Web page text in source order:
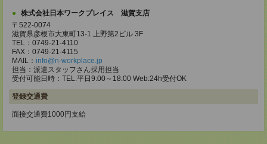
株式会社日本ワークプレイス 滋賀支店
〒522-0074
滋賀県彦根市大東町13-1 上野第2ビル 3F
TEL：0749-21-4110
FAX：0749-21-4115
MAIL： info@n-workplace.jp
担当：派遣スタッフさん採用担当
受付可能日時：TEL:平日9:00～18:00 Web:24h受付OK
登録交通費
面接交通費1000円支給